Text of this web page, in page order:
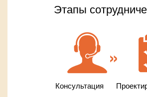
Этапы
Консультация